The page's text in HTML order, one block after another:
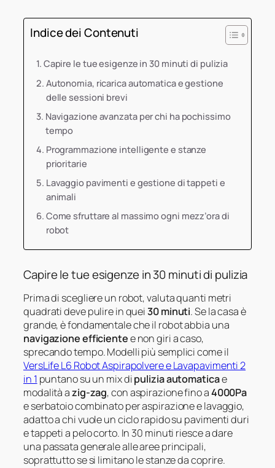
Indice dei Contenuti
Capire le tue esigenze in 30 minuti di pulizia
Autonomia, ricarica automatica e gestione
delle sessioni brevi
Navigazione avanzata per chi ha pochissimo
tempo
Programmazione intelligente e stanze
prioritarie
Lavaggio pavimenti e gestione di tappeti e
animali
Come sfruttare al massimo ogni mezz’ora di
robot
Capire le tue esigenze in 30 minuti di pulizia
Prima di scegliere un robot, valuta quanti metri
quadrati deve pulire in quei30 minuti. Se la casa è
grande, è fondamentale che il robot abbia una
navigazione efficientee non giri a caso,
sprecando tempo. Modelli più semplici come il
VersLife L6 Robot Aspirapolvere e Lavapavimenti 2
in 1 puntano su un mix dipulizia automaticae
modalità azig-zag, con aspirazione fino a4000Pa
e serbatoio combinato per aspirazione e lavaggio,
adatto a chi vuole un ciclo rapido su pavimenti duri
e tappeti a pelo corto. In 30 minuti riesce a dare
una passata generale alle aree principali,
soprattutto se si limitano le stanze da coprire.